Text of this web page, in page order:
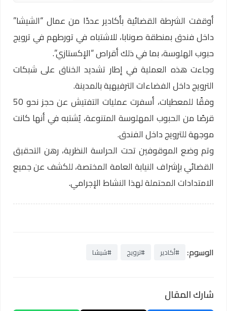
أوقفت الشرطة القضائية بأكادير عددًا من عمال “الشيشا”
داخل فندق بمنطقة صونابا، للاشتباه في تورطهم في ترويج
حبوب الهلوسة، بما في ذلك أقراص “الإكستازي”.
وجاءت هذه العملية في إطار تشديد الخناق على شبكات
الترويج داخل الفضاءات الترفيهية بالمدينة.
وفقًا للمعطيات، أسفرت عمليات التفتيش عن حجز نحو 50
قرصًا من الحبوب المهلوسة المتنوعة، يُشتبه في أنها كانت
موجهة للترويج داخل الفندق.
وتم وضع الموقوفين تحت الحراسة النظرية، رهن التحقيق
القضائي بإشراف النيابة العامة المختصة، للكشف عن جميع
الامتدادات المحتملة لهذا النشاط الإجرامي.
الوسوم: #أكادير #ترويج #شيشا
شارك المقال